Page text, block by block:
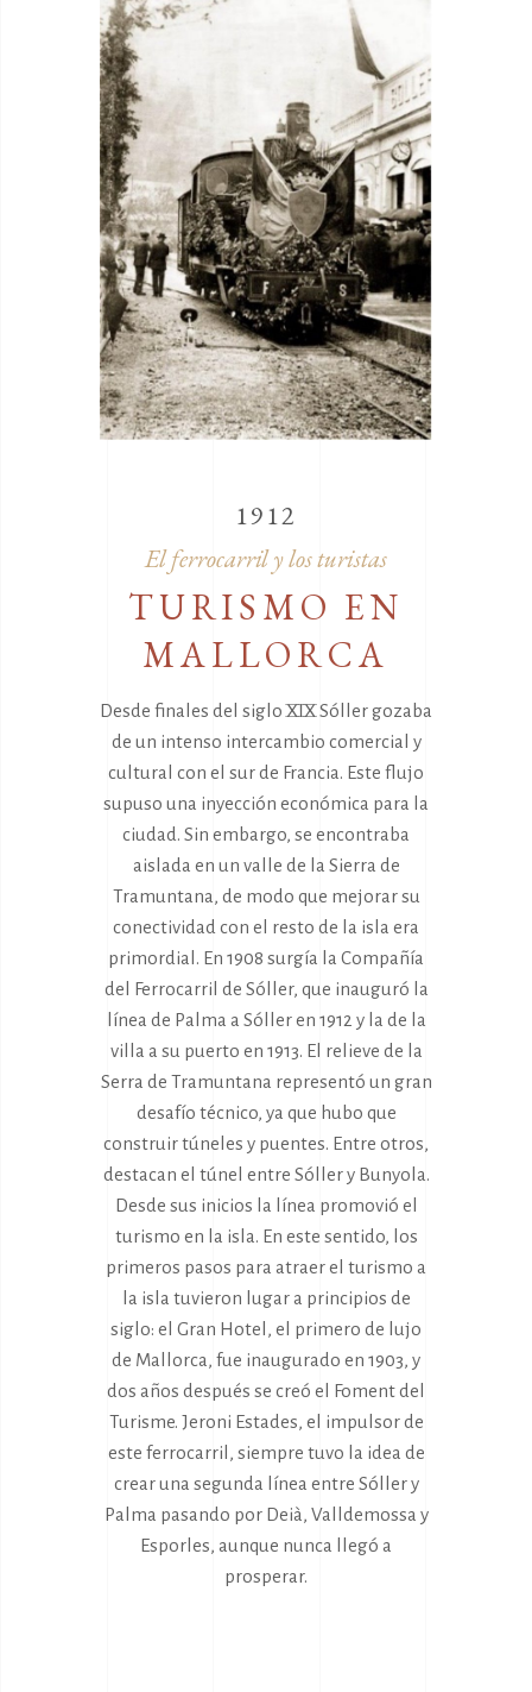
1912
El ferrocarril y los turistas
TURISMO EN
MALLORCA
Desde finales del siglo XIX Sóller gozaba
de un intenso intercambio comercial y
cultural con el sur de Francia. Este flujo
supuso una inyección económica para la
ciudad. Sin embargo, se encontraba
aislada en un valle de la Sierra de
Tramuntana, de modo que mejorar su
conectividad con el resto de la isla era
primordial. En 1908 surgía la Compañía
del Ferrocarril de Sóller, que inauguró la
línea de Palma a Sóller en 1912 y la de la
villa a su puerto en 1913. El relieve de la
Serra de Tramuntana representó un gran
desafío técnico, ya que hubo que
construir túneles y puentes. Entre otros,
destacan el túnel entre Sóller y Bunyola.
Desde sus inicios la línea promovió el
turismo en la isla. En este sentido, los
primeros pasos para atraer el turismo a
la isla tuvieron lugar a principios de
siglo: el Gran Hotel, el primero de lujo
de Mallorca, fue inaugurado en 1903, y
dos años después se creó el Foment del
Turisme. Jeroni Estades, el impulsor de
este ferrocarril, siempre tuvo la idea de
crear una segunda línea entre Sóller y
Palma pasando por Deià, Valldemossa y
Esporles, aunque nunca llegó a
prosperar.